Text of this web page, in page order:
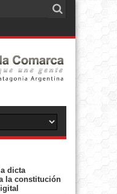
dicta
la constitución